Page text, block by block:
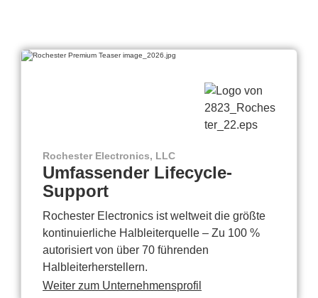
Rochester Electronics, LLC
Umfassender Lifecycle-
Support
Rochester Electronics ist weltweit die größte
kontinuierliche Halbleiterquelle – Zu 100 %
autorisiert von über 70 führenden
Halbleiterherstellern.
Weiter zum Unternehmensprofil